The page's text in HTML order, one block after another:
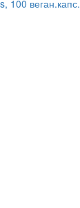
100 веган.капс.